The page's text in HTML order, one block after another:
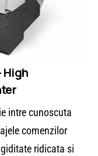
High
intre cunoscuta
comenzilor
ridicata si